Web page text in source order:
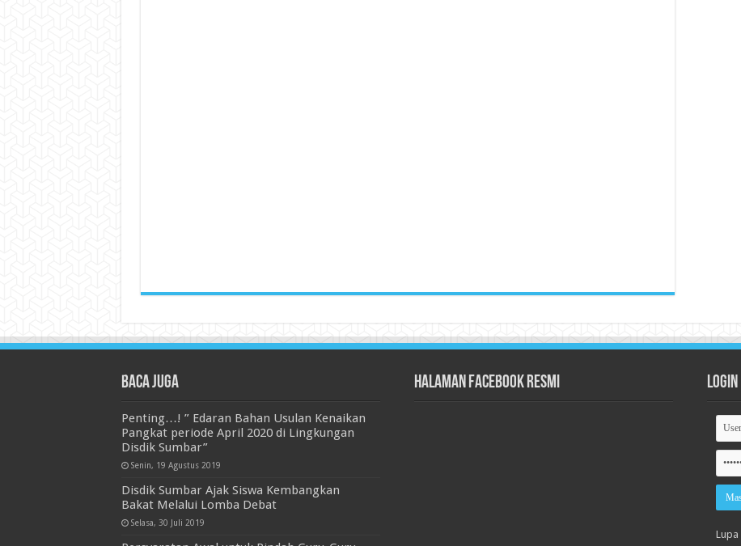
Baca juga
Penting…! ” Edaran Bahan Usulan Kenaikan
Pangkat periode April 2020 di Lingkungan
Disdik Sumbar”
Senin, 19 Agustus 2019
Disdik Sumbar Ajak Siswa Kembangkan
Bakat Melalui Lomba Debat
Selasa, 30 Juli 2019
Halaman Facebook Resmi Login